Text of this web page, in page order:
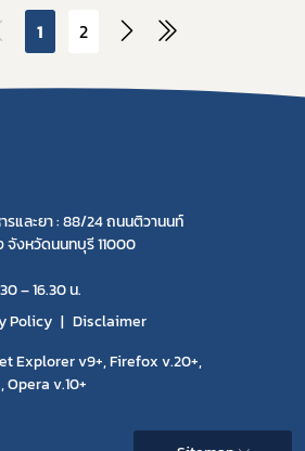
1 2
และยา : 88/24 ถนนติวานนท์
งหวัดนนทบุรี 11000
– 16.30 น.
Policy
Disclaimer
Explorer v9+, Firefox v.20+,
Opera v.10+